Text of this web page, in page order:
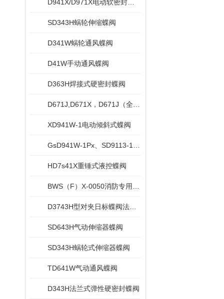
SD343H蜗轮伸缩蝶阀
D341W蜗轮通风蝶阀
D41W手动通风蝶阀
D363H焊接式硬密封蝶阀
XD941W-1电动倾斜式蝶阀
HD7s41X重锤式液控蝶阀
SD643H气动伸缩器蝶阀
SD343H蜗轮式伸缩器蝶阀
TD641W气动通风蝶阀
D343H法兰式弹性硬密封蝶阀